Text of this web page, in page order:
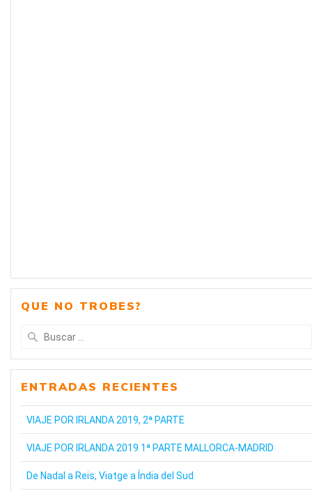
QUE NO TROBES?
Buscar:
ENTRADAS RECIENTES
VIAJE POR IRLANDA 2019, 2ª PARTE
VIAJE POR IRLANDA 2019 1ª PARTE MALLORCA-MADRID
De Nadal a Reis, Viatge a Índia del Sud